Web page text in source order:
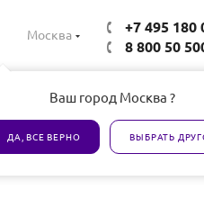
Москва
Ваш город Москва ?
ДА, ВСЕ ВЕРНО ВЫБРАТЬ
+7 495 180
8 800 50
Все товары